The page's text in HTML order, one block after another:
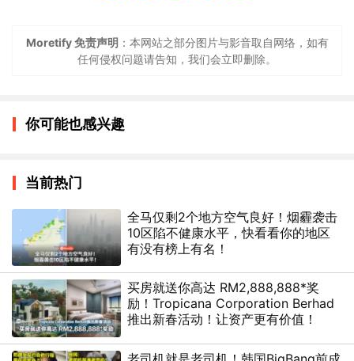
Moretify 免责声明 ：本网站之部分图片与影音取自网络，如有
任何侵权问题请告知，我们会立即删除。
你可能也感兴趣
当前热门
全马仅剩2个地方空气良好！烟霾袭击
10区陷不健康水平，快看看你的地区
有没有榜上有名！
买房就送你高达 RM2,888,888*奖
励！Tropicana Corporation Berhad
推出新春活动！让资产更有价值！